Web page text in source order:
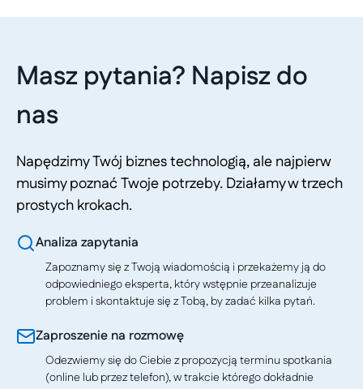
Masz pytania? Napisz do
nas
Napędzimy Twój biznes technologią, ale najpierw
musimy poznać Twoje potrzeby. Działamy w trzech
prostych krokach.
Analiza zapytania
Zapoznamy się z Twoją wiadomością i przekażemy ją do
odpowiedniego eksperta, który wstępnie przeanalizuje
problem i skontaktuje się z Tobą, by zadać kilka pytań.
Zaproszenie na rozmowę
Odezwiemy się do Ciebie z propozycją terminu spotkania
(online lub przez telefon), w trakcie którego dokładnie